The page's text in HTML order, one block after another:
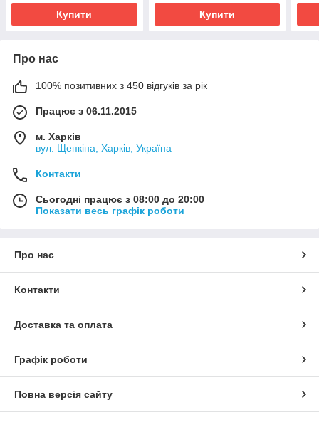
Купити Купити
Про нас
100% позитивних з 450 відгуків за рік
Працює з 06.11.2015
м. Харків
вул. Щепкіна, Харків, Україна
Контакти
Сьогодні працює з 08:00 до 20:00
Показати весь графік роботи
Про нас
Контакти
Доставка та оплата
Графік роботи
Повна версія сайту